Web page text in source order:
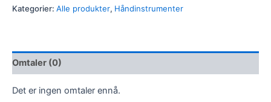
Kategorier: Alle produkter, Håndinstrumenter
Omtaler (0)
Det er ingen omtaler ennå.